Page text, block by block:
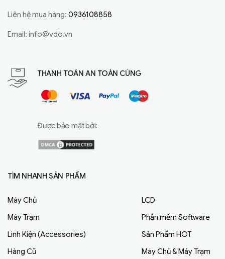
Liên hệ mua hàng: 0936108858
Email: info@vdo.vn
THANH TOÁN AN TOÀN CÙNG
Được bảo mật bởi:
TÌM NHANH SẢN PHẨM
Máy Chủ
Máy Trạm
Linh Kiện (Accessories)
Hàng Cũ
LCD
Phần mềm Software
Sản Phẩm HOT
Máy Chủ & Máy Trạm